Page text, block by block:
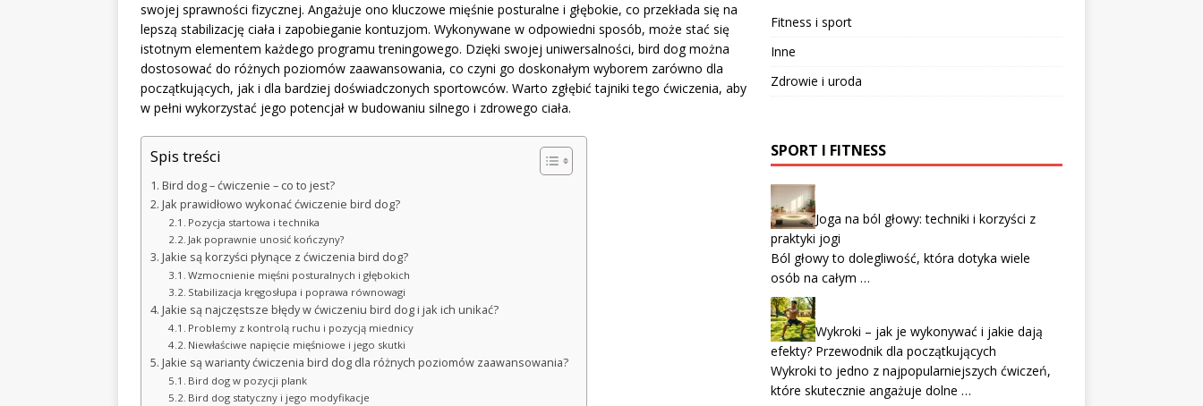
swojej sprawności fizycznej. Angażuje ono kluczowe mięśnie posturalne i głębokie, co przekłada się na
lepszą stabilizację ciała i zapobieganie kontuzjom. Wykonywane w odpowiedni sposób, może stać się
istotnym elementem każdego programu treningowego. Dzięki swojej uniwersalności, bird dog można
dostosować do różnych poziomów zaawansowania, co czyni go doskonałym wyborem zarówno dla
początkujących, jak i dla bardziej doświadczonych sportowców. Warto zgłębić tajniki tego ćwiczenia, aby
w pełni wykorzystać jego potencjał w budowaniu silnego i zdrowego ciała.
Spis treści
Bird dog – ćwiczenie – co to jest?
Jak prawidłowo wykonać ćwiczenie bird dog?
Pozycja startowa i technika
Jak poprawnie unosić kończyny?
Jakie są korzyści płynące z ćwiczenia bird dog?
Wzmocnienie mięśni posturalnych i głębokich
Stabilizacja kręgosłupa i poprawa równowagi
Jakie są najczęstsze błędy w ćwiczeniu bird dog i jak ich unikać?
Problemy z kontrolą ruchu i pozycją miednicy
Niewłaściwe napięcie mięśniowe i jego skutki
Jakie są warianty ćwiczenia bird dog dla różnych poziomów zaawansowania?
Bird dog w pozycji plank
Bird dog statyczny i jego modyfikacje
Fitness i sport
Inne
Zdrowie i uroda
SPORT I FITNESS
Joga na ból głowy: techniki i korzyści z
praktyki jogi
Ból głowy to dolegliwość, która dotyka wiele
osób na całym …
Wykroki – jak je wykonywać i jakie dają
efekty? Przewodnik dla początkujących
Wykroki to jedno z najpopularniejszych ćwiczeń,
które skutecznie angażuje dolne …